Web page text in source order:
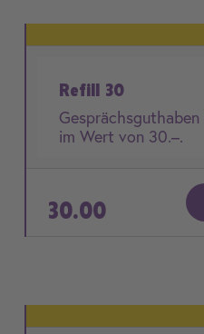
Refill 30
im Wert von 30.–.
30.00